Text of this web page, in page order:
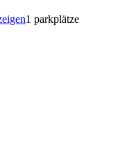
1 parkplätze